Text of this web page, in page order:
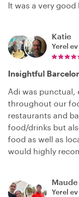
It was a very
Katie
Yerel
Insightful
Adi was punctual,
throughout our
restaurants and
food/drinks but
food as well as
would highly
Maude
Yerel